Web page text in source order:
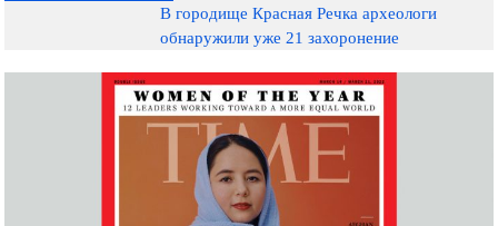
документальные
В городище Красная Речка археологи
обнаружили уже 21 захоронение